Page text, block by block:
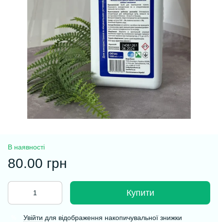
В наявності
80.00 грн
Купити
Увійти для відображення накопичувальної знижки